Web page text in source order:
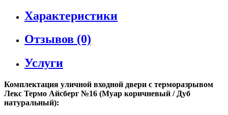
Характеристики
Отзывов (0)
Услуги
Комплектация уличной входной двери с терморазрывом
Лекс Термо Айсберг №16 (Муар коричневый / Дуб
натуральный):